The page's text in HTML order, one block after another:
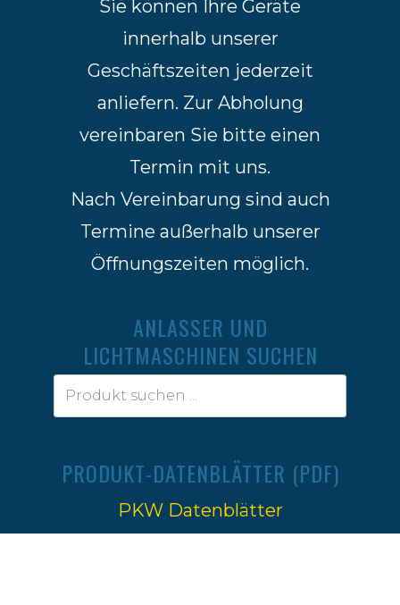
Sie können Ihre Geräte
innerhalb unserer
Geschäftszeiten jederzeit
anliefern. Zur Abholung
vereinbaren Sie bitte einen
Termin mit uns.
Nach Vereinbarung sind auch
Termine außerhalb unserer
Öffnungszeiten möglich.
ANLASSER UND
LICHTMASCHINEN SUCHEN
PRODUKT-DATENBLÄTTER (PDF)
PKW Datenblätter